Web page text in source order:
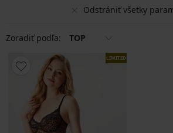
Odstrániť všetky
Zoradiť podľa: TOP
LIMITED